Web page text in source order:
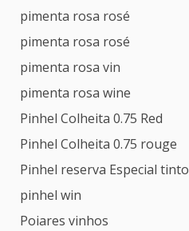
pimenta rosa rosé
pimenta rosa rosé
pimenta rosa vin
pimenta rosa wine
Pinhel Colheita 0.75 Red
Pinhel Colheita 0.75 rouge
Pinhel reserva Especial tinto
pinhel win
Poiares vinhos